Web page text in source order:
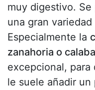
muy digestivo.
una gran
Especialmente la
zanahoria o
excepcional, para
le suele añadir